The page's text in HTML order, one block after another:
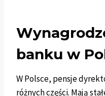
banku w
W Polsce, pensje
różnych części. Mają